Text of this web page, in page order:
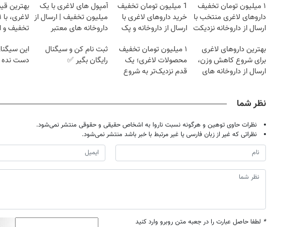
۱ میلیون تومان تخفیف
داروهای لاغری منتخب با
ارسال از داروخانه نزدیکت
1 میلیون تومان تخفیف
خرید داروهای لاغری با
ارسال از داروخانه و پک
آمپول های لاغری با یک
میلیون تخفیف | ارسال از
داروخانه های معتبر
بهترین
تخفیف و
بهترین داروهای لاغری
برای شروع کاهش وزن،
ارسال از داروخانه های
۱ میلیون تومان تخفیف
محصولات لاغری؛ یک
قدم نزدیک‌تر به شروع
ثبت نام کن و سیگنال
رایگان بگیر ✅
این
دست
نظر شما
نظرات حاوی توهین و هرگونه نسبت ناروا به اشخاص حقیقی و حقوقی منتشر نمی‌شود.
نظراتی که غیر از زبان فارسی یا غیر مرتبط با خبر باشد منتشر نمی‌شود.
* لطفا حاصل عبارت را در جعبه متن روبرو وارد کنید